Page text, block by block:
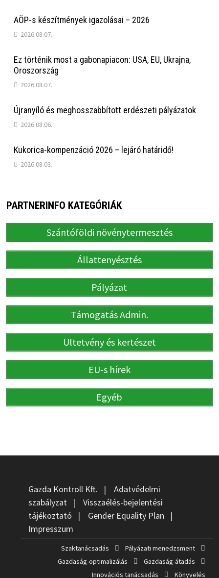
AÖP-s készítmények igazolásai – 2026
2026.08.07.
Ez történik most a gabonapiacon: USA, EU, Ukrajna,
Oroszország
2026.08.07.
Újranyíló és meghosszabbított erdészeti pályázatok
2026.08.06.
Kukorica-kompenzáció 2026 – lejáró határidő!
2026.08.03.
PARTNERINFO KATEGÓRIÁK
Szántóföldi növénytermesztés
Állattenyésztés
Pályázat
Támogatás Admin.
Ültetvény és kertészet
EU-s hírek
Egyéb
Gazda Kontroll Kft. | Adatvédelmi
szabályzat| Visszaélés-bejelentési
tájékoztató | Gender Equality Plan |
Impresszum
Szaktanácsadás
Pályázati menedzsment
Gazdaság-optimalizálás
Gazdaság-átadás
Innovációs tanácsadás
Könyvelés